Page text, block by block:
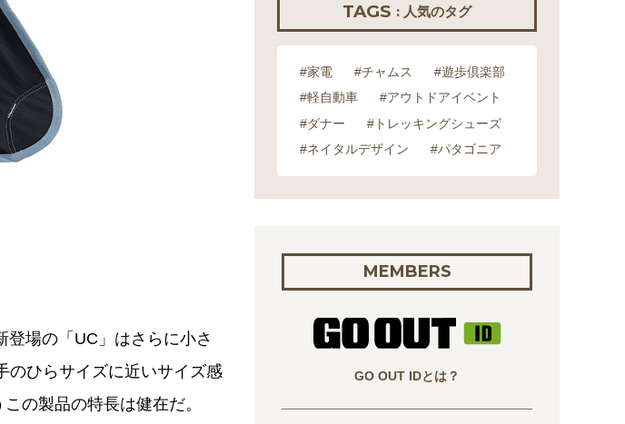
場の「UC」はさらに小さ
のひらサイズに近いサイズ感
の製品の特長は健在だ。
TAGS : 人気のタグ
#家電 #チャムス
#遊歩倶楽部
#軽自動車
#アウトドアイベント
#ダナー
#トレッキングシューズ
#ネイタルデザイン
#パタゴニア
MEMBERS
GO OUT IDとは？